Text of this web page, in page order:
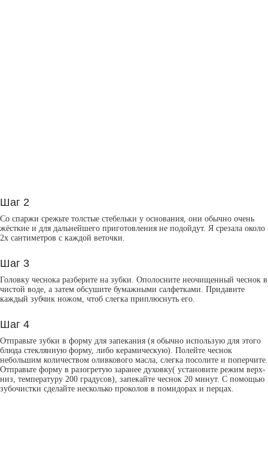
Шаг 2
Со спаржи срежьте толстые стебельки у основания, они обычно очень
жёсткие и для дальнейшего приготовления не подойдут. Я срезала около
2х сантиметров с каждой веточки.
Шаг 3
Головку чеснока разберите на зубки. Ополосните неочищенный чеснок в
чистой воде, а затем обсушите бумажными салфетками. Придавите
каждый зубчик ножом, чтоб слегка приплюснуть его.
Шаг 4
Отправьте зубки в форму для запекания (я обычно использую для этого
блюда стеклянную форму, либо керамическую). Полейте чеснок
небольшим количеством оливкового масла, слегка посолите и поперчите.
Отправьте форму в разогретую заранее духовку( установите режим верх-
низ, температуру 200 градусов), запекайте чеснок 20 минут. С помощью
зубочистки сделайте несколько проколов в помидорах и перцах.